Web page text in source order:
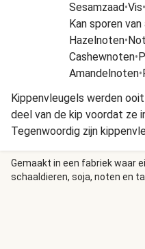
Sesamzaad•Vis•
Kan sporen
Hazelnoten•
Cashewnoten•
Amandelnoten•
Kippenvleugels werden
deel van de kip voordat ze
Tegenwoordig zijn
geliefd vanwege hun
smaak.
Gemaakt in een fabriek waar
schaaldieren, soja, noten en